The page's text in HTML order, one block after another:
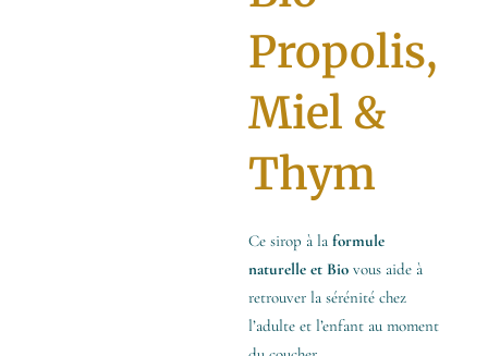
Propolis,
Miel &
Thym
Ce sirop à la formule
naturelle et Biovous aide à
retrouver la sérénité chez
l’adulte et l’enfant au moment